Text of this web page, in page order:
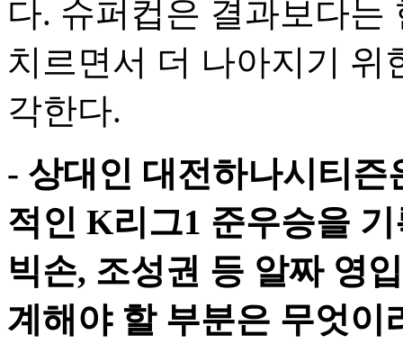
다. 슈퍼컵은 결과보다는
치르면서 더 나아지기 위
각한다.
- 상대인 대전하나시티
적인 K리그1 준우승을
빅손, 조성권 등 알짜 영
계해야 할 부분은 무엇이